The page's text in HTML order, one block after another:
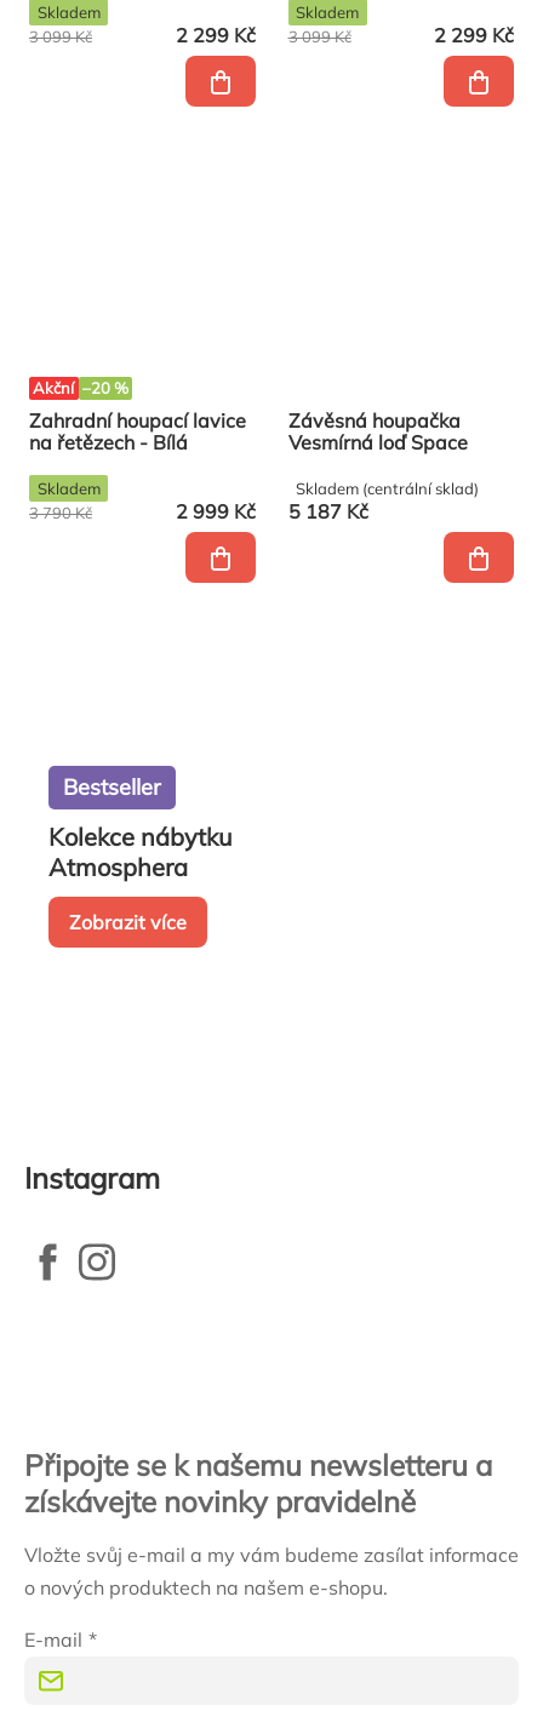
2 299 Kč
3 099 Kč
Skladem
2 299 Kč
3 099 Kč
Skladem
Akční –20 %
Zahradní houpací lavice
na řetězech - Bílá
2 999 Kč
3 790 Kč
Skladem
Závěsná houpačka
Vesmírná loď Space
5 187 Kč
Skladem (centrální sklad)
Bestseller
Kolekce nábytku
Atmosphera
Zobrazit více
Instagram
Připojte se k našemu newsletteru a
získávejte novinky pravidelně
Vložte svůj e-mail a my vám budeme zasílat informace
o nových produktech na našem e-shopu.
E-mail